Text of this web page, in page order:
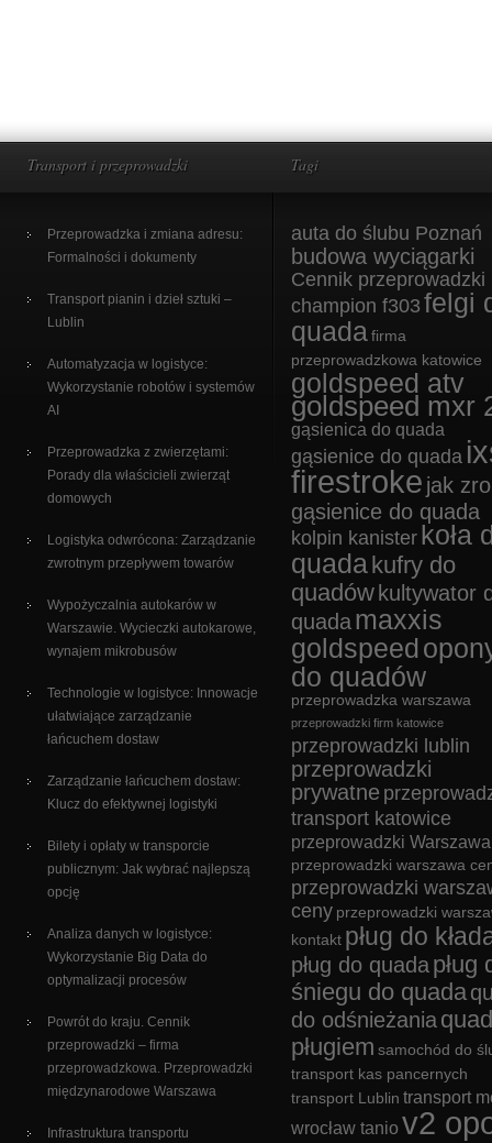
Transport i przeprowadzki
Przeprowadzka i zmiana adresu:
Formalności i dokumenty
Transport pianin i dzieł sztuki –
Lublin
Automatyzacja w logistyce:
Wykorzystanie robotów i systemów
AI
Przeprowadzka z zwierzętami:
Porady dla właścicieli zwierząt
domowych
Logistyka odwrócona: Zarządzanie
zwrotnym przepływem towarów
Wypożyczalnia autokarów w
Warszawie. Wycieczki autokarowe,
wynajem mikrobusów
Technologie w logistyce: Innowacje
ułatwiające zarządzanie
łańcuchem dostaw
Zarządzanie łańcuchem dostaw:
Klucz do efektywnej logistyki
Bilety i opłaty w transporcie
publicznym: Jak wybrać najlepszą
opcję
Analiza danych w logistyce:
Wykorzystanie Big Data do
optymalizacji procesów
Powrót do kraju. Cennik
przeprowadzki – firma
przeprowadzkowa. Przeprowadzki
międzynarodowe Warszawa
Infrastruktura transportu
Tagi
auta do ślubu Poznań
budowa wyciągarki
Cennik przeprowadzki
champion f303 felgi
quada firma
przeprowadzkowa katowice
goldspeed atv
goldspeed mxr
gąsienica do quada
gąsienice do quada
firestroke jak
gąsienice do quada
kolpin kanister koła
quada kufry do
quadów kultywator
quada maxxis
goldspeed
do quadów
przeprowadzka warszawa
przeprowadzki firm katowice
przeprowadzki lublin
przeprowadzki
prywatne
transport katowice
przeprowadzki Warszawa
przeprowadzki warszawa
przeprowadzki
ceny przeprowadzki
kontakt pług do
pług do quada pług
śniegu do quada
do odśnieżania
pługiem samochód do
transport kas pancernych
transport Lublin transport
wrocław tanio v2